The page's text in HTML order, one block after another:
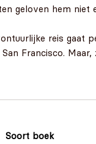
geloven hem
reis gaat
Francisco.
Soort boek